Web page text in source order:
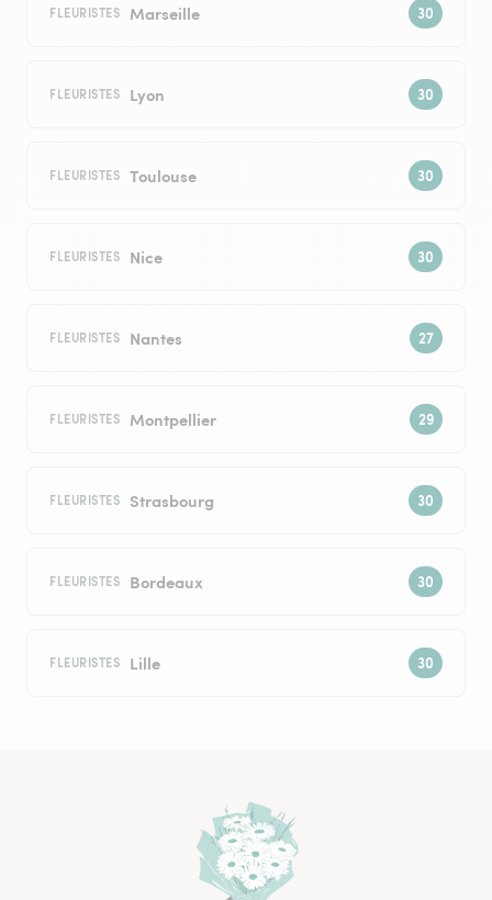
FLEURISTES Marseille
FLEURISTES Lyon
FLEURISTES Toulouse
FLEURISTES Nice
FLEURISTES Nantes
FLEURISTES Montpellier
FLEURISTES Strasbourg
FLEURISTES Bordeaux
FLEURISTES Lille